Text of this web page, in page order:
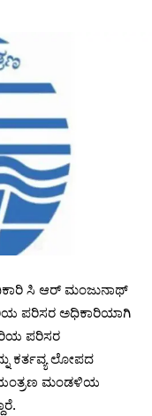
ಸಿ ಆರ್‌ ಮಂಜುನಾಥ್‌
ಪರಿಸರ ಅಧಿಕಾರಿಯಾಗಿ
ಪರಿಸರ
ಕರ್ತವ್ಯ ಲೋಪದ
ಮಂಡಳಿಯ